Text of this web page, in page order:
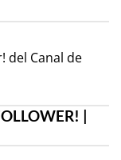
del Canal de
|